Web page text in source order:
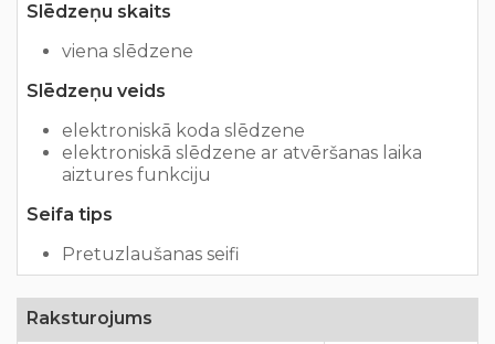
Slēdzeņu skaits
viena slēdzene
Slēdzeņu veids
elektroniskā koda slēdzene
elektroniskā slēdzene ar atvēršanas laika
aiztures funkciju
Seifa tips
Pretuzlaušanas seifi
Raksturojums